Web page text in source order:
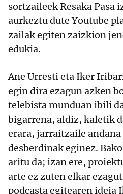
sortzaileek Resaka Pasa
aurkeztu dute Youtube
zailak egiten zaizkion
edukia.
Ane Urresti eta Iker
egin dira ezagun azken
telebista munduan ibili
bigarrena, aldiz, kaletik
erara, jarraitzaile
desberdinak eginez.
aritu da; izan ere,
arte ez zuten elkar
podcasta egitearen ideia